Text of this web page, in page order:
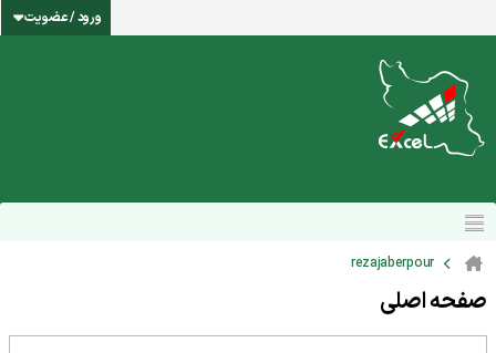
ورود / عضویت
rezajaberpour
صفحه اصلی